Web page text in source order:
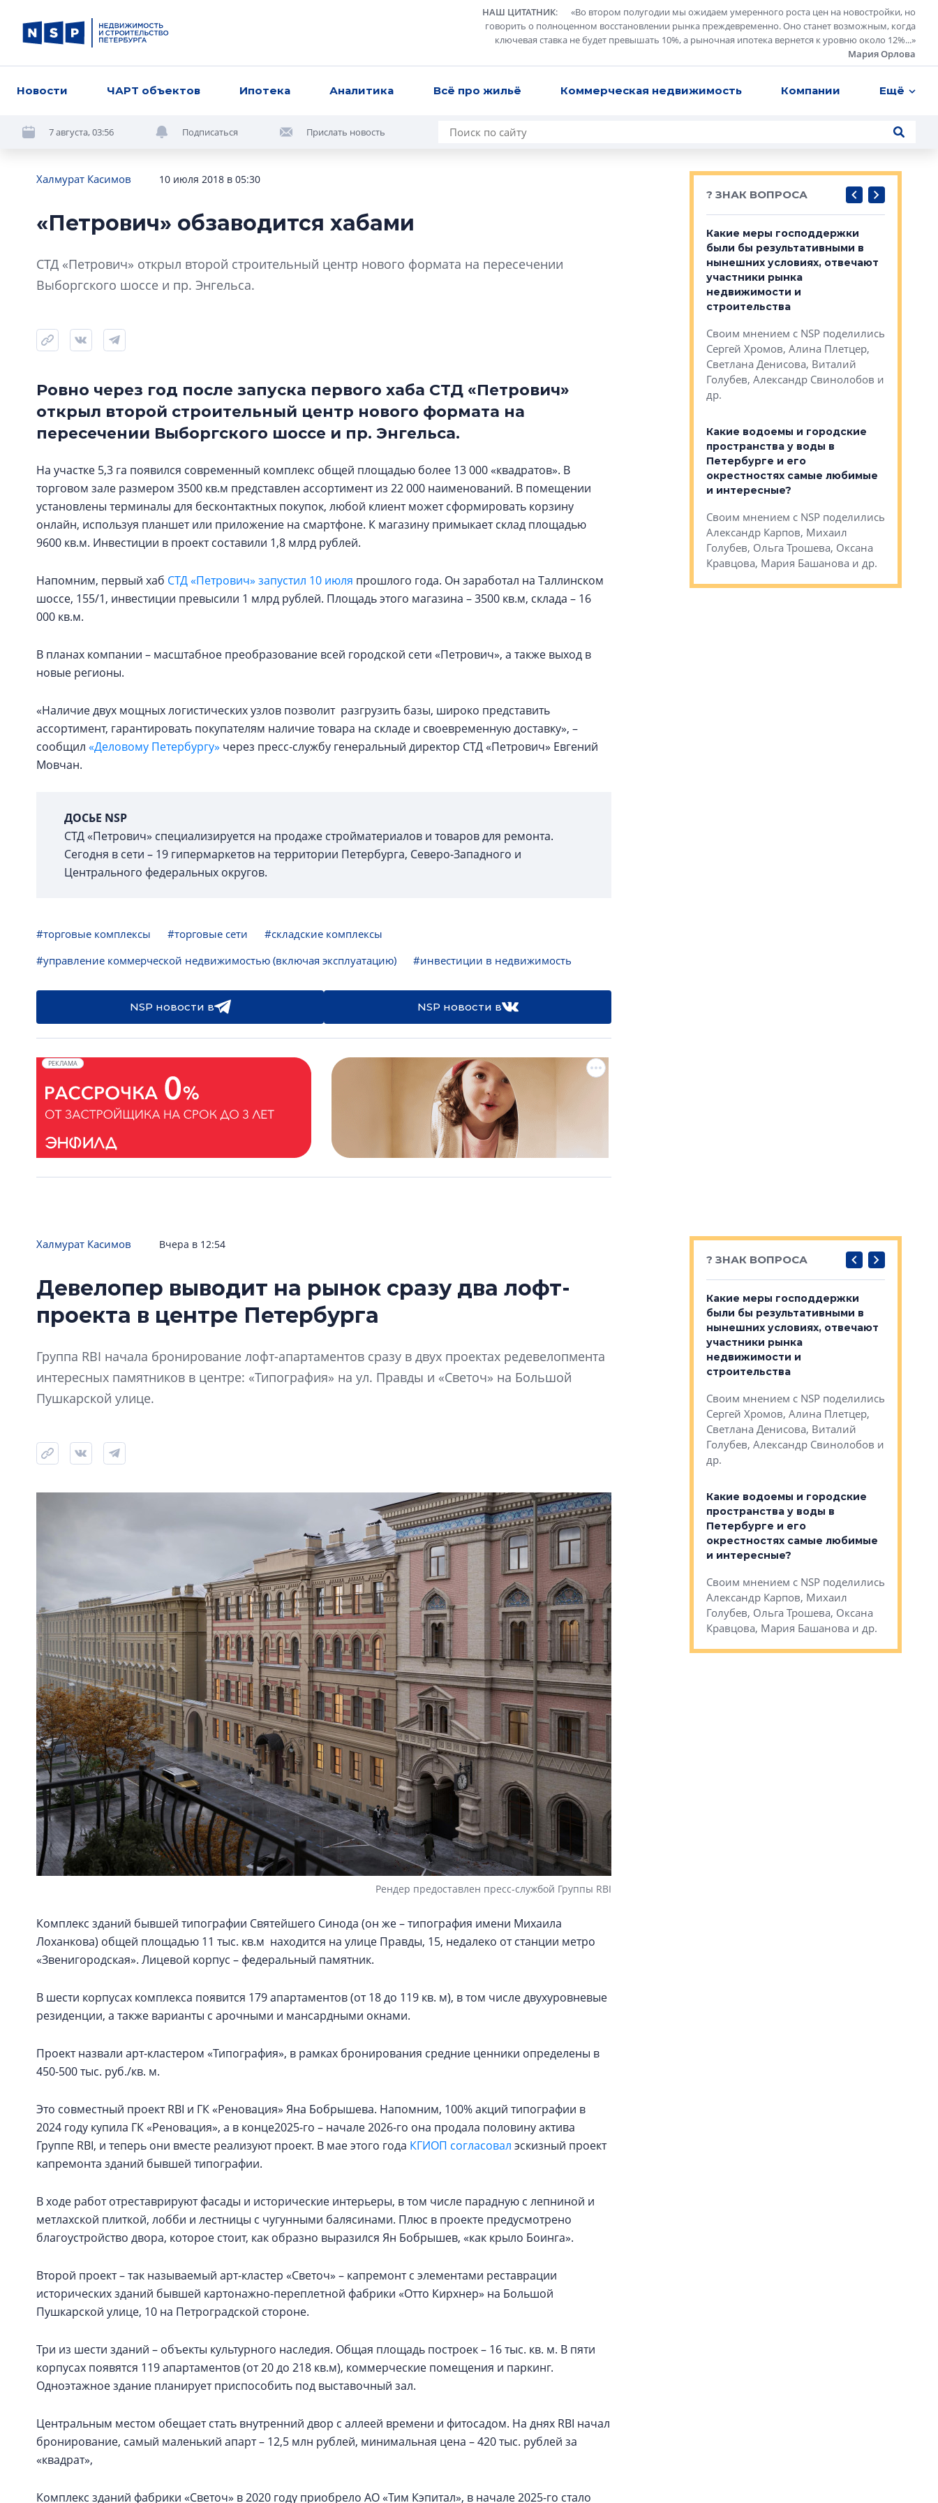
НАШ ЦИТАТНИК: «Во втором полугодии мы ожидаем умеренного роста цен на новостройки, но
говорить о полноценном восстановлении рынка преждевременно. Оно станет возможным, когда
ключевая ставка не будет превышать 10%, а рыночная ипотека вернется к уровню около 12%...»
Мария Орлова
Новости ЧАРТ объектов Ипотека Аналитика Всё про жильё Коммерческая недвижимость Компании Ещё
7 августа, 03:56 Подписаться Прислать новость
Халмурат Касимов 10 июля 2018 в 05:30
«Петрович» обзаводится хабами
СТД «Петрович» открыл второй строительный центр нового формата на пересечении
Выборгского шоссе и пр. Энгельса.
Ровно через год после запуска первого хаба СТД «Петрович»
открыл второй строительный центр нового формата на
пересечении Выборгского шоссе и пр. Энгельса.
На участке 5,3 га появился современный комплекс общей площадью более 13 000 «квадратов». В
торговом зале размером 3500 кв.м представлен ассортимент из 22 000 наименований. В помещении
установлены терминалы для бесконтактных покупок, любой клиент может сформировать корзину
онлайн, используя планшет или приложение на смартфоне. К магазину примыкает склад площадью
9600 кв.м. Инвестиции в проект составили 1,8 млрд рублей.
Напомним, первый хаб СТД «Петрович» запустил 10 июля прошлого года. Он заработал на Таллинском
шоссе, 155/1, инвестиции превысили 1 млрд рублей. Площадь этого магазина – 3500 кв.м, склада – 16
000 кв.м.
В планах компании – масштабное преобразование всей городской сети «Петрович», а также выход в
новые регионы.
«Наличие двух мощных логистических узлов позволит разгрузить базы, широко представить
ассортимент, гарантировать покупателям наличие товара на складе и своевременную доставку», –
сообщил «Деловому Петербургу» через пресс-службу генеральный директор СТД «Петрович» Евгений
Мовчан.
ДОСЬЕ NSP
СТД «Петрович» специализируется на продаже стройматериалов и товаров для ремонта.
Сегодня в сети – 19 гипермаркетов на территории Петербурга, Северо-Западного и
Центрального федеральных округов.
#торговые комплексы #торговые сети
#складские комплексы
#управление коммерческой недвижимостью (включая эксплуатацию)
#инвестиции в недвижимость
NSP новости в NSP новости в
РЕКЛАМА
? ЗНАК ВОПРОСА
рынка?
Своим мнением с NSP поделились
Валентина Калинина, Анжелика
Альшаева, Александр
Свинолобов, Александр Кравцов,
Какие меры господдержки
были бы результативными в
нынешних условиях, отвечают
участники рынка
недвижимости и
строительства
Своим мнением с NSP поделились
Сергей Хромов, Алина Плетцер,
Светлана Денисова, Виталий
Голубев, Александр Свинолобов и
др.
Какие водоемы и городские
пространства у воды в
Петербурге и его
окрестностях самые любимые
и интересные?
Своим мнением с NSP поделились
Александр Карпов, Михаил
Голубев, Ольга Трошева, Оксана
Кравцова, Мария Башанова и др.
Халмурат Касимов Вчера в 12:54
Девелопер выводит на рынок сразу два лофт-
проекта в центре Петербурга
Группа RBI начала бронирование лофт-апартаментов сразу в двух проектах редевелопмента
интересных памятников в центре: «Типография» на ул. Правды и «Светоч» на Большой
Пушкарской улице.
Рендер предоставлен пресс-службой Группы RBI
Комплекс зданий бывшей типографии Святейшего Синода (он же – типография имени Михаила
Лоханкова) общей площадью 11 тыс. кв.м находится на улице Правды, 15, недалеко от станции метро
«Звенигородская». Лицевой корпус – федеральный памятник.
В шести корпусах комплекса появится 179 апартаментов (от 18 до 119 кв. м), в том числе двухуровневые
резиденции, а также варианты с арочными и мансардными окнами.
Проект назвали арт-кластером «Типография», в рамках бронирования средние ценники определены в
450-500 тыс. руб./кв. м.
Это совместный проект RBI и ГК «Реновация» Яна Бобрышева. Напомним, 100% акций типографии в
2024 году купила ГК «Реновация», а в конце2025-го – начале 2026-го она продала половину актива
Группе RBI, и теперь они вместе реализуют проект. В мае этого года КГИОП согласовал эскизный проект
капремонта зданий бывшей типографии.
В ходе работ отреставрируют фасады и исторические интерьеры, в том числе парадную с лепниной и
метлахской плиткой, лобби и лестницы с чугунными балясинами. Плюс в проекте предусмотрено
благоустройство двора, которое стоит, как образно выразился Ян Бобрышев, «как крыло Боинга».
Второй проект – так называемый арт-кластер «Светоч» – капремонт с элементами реставрации
исторических зданий бывшей картонажно-переплетной фабрики «Отто Кирхнер» на Большой
Пушкарской улице, 10 на Петроградской стороне.
Три из шести зданий – объекты культурного наследия. Общая площадь построек – 16 тыс. кв. м. В пяти
корпусах появятся 119 апартаментов (от 20 до 218 кв.м), коммерческие помещения и паркинг.
Одноэтажное здание планирует приспособить под выставочный зал.
Центральным местом обещает стать внутренний двор с аллеей времени и фитосадом. На днях RBI начал
бронирование, самый маленький апарт – 12,5 млн рублей, минимальная цена – 420 тыс. рублей за
«квадрат»,
Комплекс зданий фабрики «Светоч» в 2020 году приобрело АО «Тим Кэпитал», в начале 2025-го стало
? ЗНАК ВОПРОСА
Разрыв цен между первичкой и
Разрыв цен между первичкой и
вторичкой: что это значит для
рынка? Своим мнением об этом
специальности и компетенции
в сфере девелопмента и
строительства?
Своим мнением с NSP поделились
Валентина Калинина, Анжелика
Альшаева, Александр
Свинолобов, Александр Кравцов,
Кирилл Кудинов и др.
Какие меры господдержки
были бы результативными в
нынешних условиях, отвечают
участники рынка
недвижимости и
строительства
Своим мнением с NSP поделились
Сергей Хромов, Алина Плетцер,
Светлана Денисова, Виталий
Голубев, Александр Свинолобов и
др.
Какие водоемы и городские
пространства у воды в
Петербурге и его
окрестностях самые любимые
и интересные?
Своим мнением с NSP поделились
Александр Карпов, Михаил
Голубев, Ольга Трошева, Оксана
Кравцова, Мария Башанова и др.